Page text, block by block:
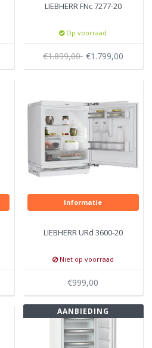
LIEBHERR FNc 7277-20
Op voorraad
€1.899,00 €1.799,00
Informatie
LIEBHERR URd 3600-20
Niet op voorraad
€999,00
AANBIEDING